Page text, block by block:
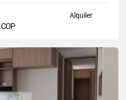
Alquiler
COP